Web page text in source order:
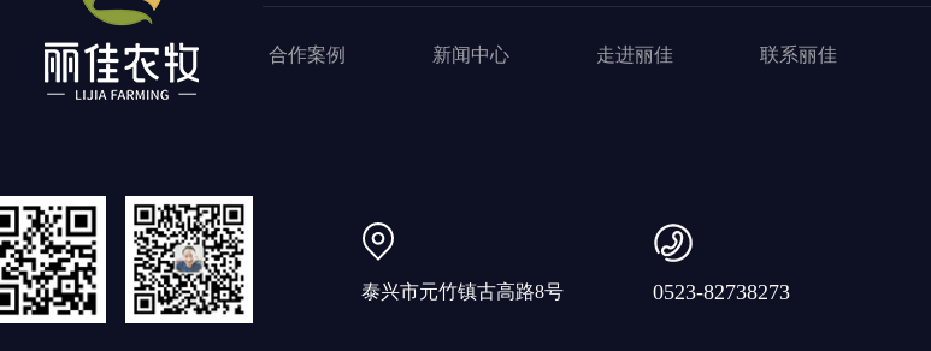
合作案例 新闻中心 走进丽佳 联系丽佳
泰兴市元竹镇古高路8号 0523-82738273